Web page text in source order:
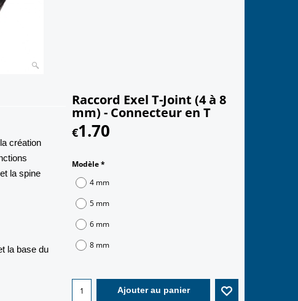
Raccord Exel T-Joint (4 à 8
mm) - Connecteur en T
€1.70
Modèle*
4 mm
5 mm
6 mm
8 mm
Ajouter au panier
création
la spine
la base du